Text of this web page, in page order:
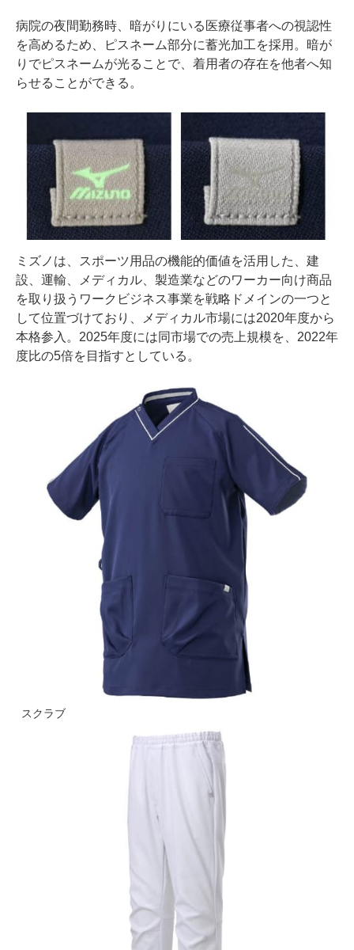
病院の夜間勤務時、暗がりにいる医療従事者への視認性
を高めるため、ピスネーム部分に蓄光加工を採用。暗が
りでピスネームが光ることで、着用者の存在を他者へ知
らせることができる。
ミズノは、スポーツ用品の機能的価値を活用した、建
設、運輸、メディカル、製造業などのワーカー向け商品
を取り扱うワークビジネス事業を戦略ドメインの一つと
して位置づけており、メディカル市場には2020年度から
本格参入。2025年度には同市場での売上規模を、2022年
度比の5倍を目指すとしている。
スクラブ